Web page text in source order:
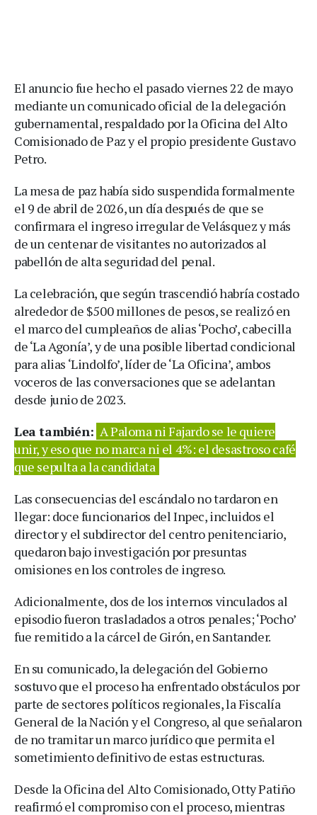
El anuncio fue hecho el pasado viernes 22 de mayo
mediante un comunicado oficial de la delegación
gubernamental, respaldado por la Oficina del Alto
Comisionado de Paz y el propio presidente Gustavo
Petro.
La mesa de paz había sido suspendida formalmente
el 9 de abril de 2026, un día después de que se
confirmara el ingreso irregular de Velásquez y más
de un centenar de visitantes no autorizados al
pabellón de alta seguridad del penal.
La celebración, que según trascendió habría costado
alrededor de $500 millones de pesos, se realizó en
el marco del cumpleaños de alias ‘Pocho’, cabecilla
de ‘La Agonía’, y de una posible libertad condicional
para alias ‘Lindolfo’, líder de ‘La Oficina’, ambos
voceros de las conversaciones que se adelantan
desde junio de 2023.
Lea también: A Paloma ni Fajardo se le quiere
unir, y eso que no marca ni el 4%: el desastroso café
que sepulta a la candidata
Las consecuencias del escándalo no tardaron en
llegar: doce funcionarios del Inpec, incluidos el
director y el subdirector del centro penitenciario,
quedaron bajo investigación por presuntas
omisiones en los controles de ingreso.
Adicionalmente, dos de los internos vinculados al
episodio fueron trasladados a otros penales; ‘Pocho’
fue remitido a la cárcel de Girón, en Santander.
En su comunicado, la delegación del Gobierno
sostuvo que el proceso ha enfrentado obstáculos por
parte de sectores políticos regionales, la Fiscalía
General de la Nación y el Congreso, al que señalaron
de no tramitar un marco jurídico que permita el
sometimiento definitivo de estas estructuras.
Desde la Oficina del Alto Comisionado, Otty Patiño
reafirmó el compromiso con el proceso, mientras